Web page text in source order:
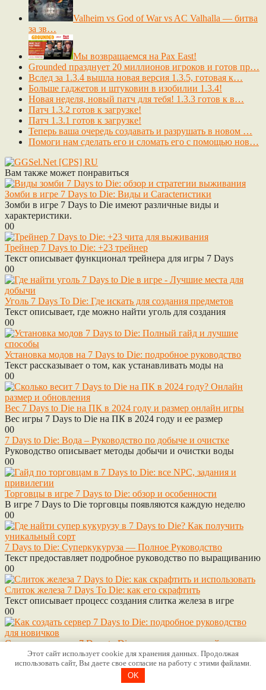
Valheim vs God of War vs AC Valhalla — битва
за зв…
Мы возвращаемся на Pax East!
Grounded празднует 20 миллионов игроков и готов пр…
Вслед за 1.3.4 вышла новая версия 1.3.5, готовая к…
Больше гаджетов и штуковин в изобилии 1.3.4!
Новая неделя, новый патч для тебя! 1.3.3 готов к в…
Патч 1.3.2 готов к загрузке!
Патч 1.3.1 готов к загрузке!
Теперь ваша очередь создавать и разрушать в новом …
Помоги нам сделать его и сломать его с помощью нов…
Вам также может понравиться
Зомби в игре 7 Days to Die: Виды и Caracterистики
Зомби в игре 7 Days to Die имеют различные виды и
характеристики.
00
Трейнер 7 Days to Die: +23 трейнер
Текст описывает функционал трейнера для игры 7 Days
00
Уголь 7 Days To Die: Где искать для создания предметов
Текст описывает, где можно найти уголь для создания
00
Установка модов на 7 Days to Die: подробное руководство
Текст рассказывает о том, как устанавливать моды на
00
Вес 7 Days to Die на ПК в 2024 году и размер онлайн игры
Вес игры 7 Days to Die на ПК в 2024 году и ее размер
00
7 Days to Die: Вода – Руководство по добыче и очистке
Руководство описывает методы добычи и очистки воды
00
Торговцы в игре 7 Days to Die: обзор и особенности
В игре 7 Days to Die торговцы появляются каждую неделю
00
7 Days to Die: Суперкукуруза — Полное Руководство
Текст предоставляет подробное руководство по выращиванию
00
Слиток железа 7 Days To Die: как его скрафтить
Текст описывает процесс создания слитка железа в игре
00
Создание сервера 7 Days to Die: установка и настройка
Текст рассказывает о процессе установки и настройки
Этот сайт использует cookie для хранения данных. Продолжая
использовать сайт, Вы даете свое согласие на работу с этими файлами.
OK